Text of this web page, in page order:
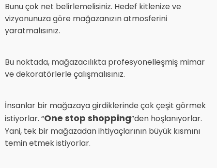
Bunu çok net belirlemelisiniz. Hedef kitlenize ve
vizyonunuza göre mağazanızın atmosferini
yaratmalısınız.
Bu noktada, mağazacılıkta profesyonelleşmiş mimar
ve dekoratörlerle çalışmalısınız.
İnsanlar bir mağazaya girdiklerinde çok çeşit görmek
istiyorlar. “One stop shopping”den hoşlanıyorlar.
Yani, tek bir mağazadan ihtiyaçlarının büyük kısmını
temin etmek istiyorlar.